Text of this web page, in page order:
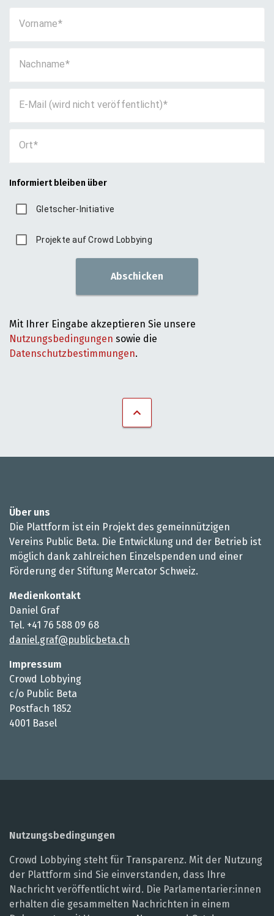
Vorname
Nachname
E-Mail (wird nicht veröffentlicht)
Ort
Informiert bleiben über
Gletscher-Initiative
Projekte auf Crowd Lobbying
Abschicken
Mit Ihrer Eingabe akzeptieren Sie unsere
Nutzungsbedingungen sowie die
Datenschutzbestimmungen.
Über uns
Die Plattform ist ein Projekt des gemeinnützigen
Vereins Public Beta. Die Entwicklung und der Betrieb ist
möglich dank zahlreichen Einzelspenden und einer
Förderung der Stiftung Mercator Schweiz.
Medienkontakt
Daniel Graf
Tel. +41 76 588 09 68
daniel.graf@publicbeta.ch
Impressum
Crowd Lobbying
c/o Public Beta
Postfach 1852
4001 Basel
Nutzungsbedingungen
Crowd Lobbying steht für Transparenz. Mit der Nutzung
der Plattform sind Sie einverstanden, dass Ihre
Nachricht veröffentlicht wird. Die Parlamentarier:innen
erhalten die gesammelten Nachrichten in einem